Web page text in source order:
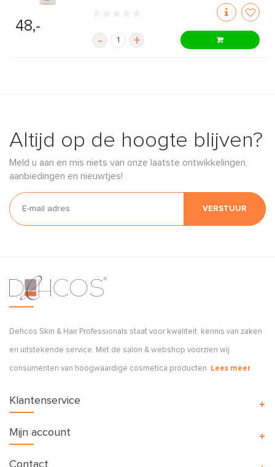
48,-
- +
Altijd op de hoogte blijven?
Meld u aan en mis niets van onze laatste ontwikkelingen,
aanbiedingen en nieuwtjes!
VERSTUUR
Dehcos Skin & Hair Professionals staat voor kwaliteit, kennis van zaken
en uitstekende service. Met de salon & webshop voorzien wij
consumenten van hoogwaardige cosmetica producten. Lees meer
Klantenservice
Mijn account
Contact